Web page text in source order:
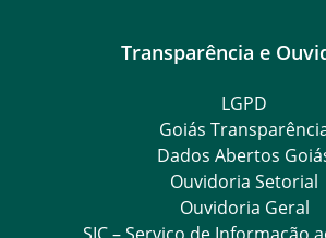
Transparência e
LGPD
Goiás
Dados Abertos
Ouvidoria Setorial
Ouvidoria Geral